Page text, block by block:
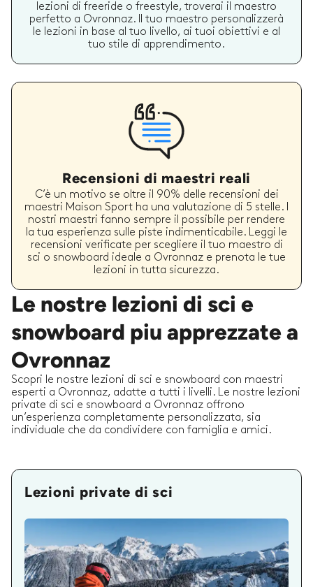
lezioni di freeride o freestyle, troverai il maestro
perfetto a Ovronnaz. Il tuo maestro personalizzerà
le lezioni in base al tuo livello, ai tuoi obiettivi e al
tuo stile di apprendimento.
Recensioni di maestri reali
C’è un motivo se oltre il 90% delle recensioni dei
maestri Maison Sport ha una valutazione di 5 stelle. I
nostri maestri fanno sempre il possibile per rendere
la tua esperienza sulle piste indimenticabile. Leggi le
recensioni verificate per scegliere il tuo maestro di
sci o snowboard ideale a Ovronnaz e prenota le tue
lezioni in tutta sicurezza.
Le nostre lezioni di sci e
snowboard piu apprezzate a
Ovronnaz
Scopri le nostre lezioni di sci e snowboard con maestri
esperti a Ovronnaz, adatte a tutti i livelli. Le nostre lezioni
private di sci e snowboard a Ovronnaz offrono
un’esperienza completamente personalizzata, sia
individuale che da condividere con famiglia e amici.
Lezioni private di sci